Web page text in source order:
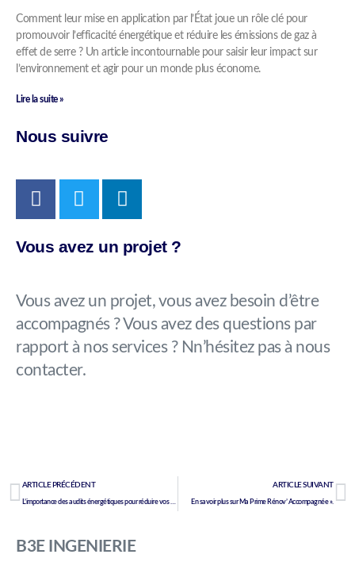
Comment leur mise en application par l’État joue un rôle clé pour
promouvoir l’efficacité énergétique et réduire les émissions de gaz à
effet de serre ? Un article incontournable pour saisir leur impact sur
l’environnement et agir pour un monde plus économe.
Lire la suite »
Nous suivre
Vous avez un projet ?
Vous avez un projet, vous avez besoin d’être
accompagnés ? Vous avez des questions par
rapport à nos services ? Nn’hésitez pas à nous
contacter.
ARTICLE PRÉCÉDENT
L’importance des audits énergétiques pour réduire vos factures et préserver l’environnement.
ARTICLE SUIVANT
En savoir plus sur Ma Prime Rénov’ Accompagnée ».
B3E INGENIERIE